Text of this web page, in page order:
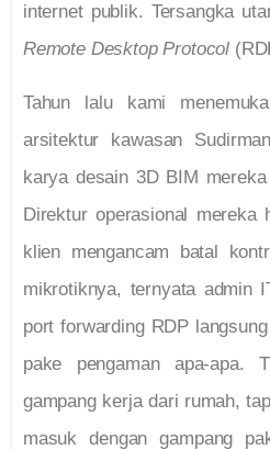
internet publik. Tersangka
Remote Desktop Protocol
Tahun lalu kami
arsitektur kawasan
karya desain 3D BIM
Direktur operasional mereka
klien mengancam batal
mikrotiknya, ternyata admin
port forwarding RDP
pake pengaman apa-apa.
gampang kerja dari rumah,
masuk dengan gampang